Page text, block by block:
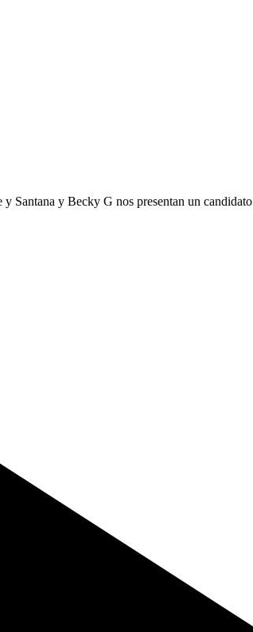
y Santana y Becky G nos presentan un candidato